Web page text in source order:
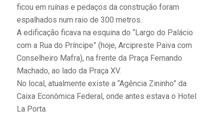
ficou em ruínas e pedaços da construção foram
espalhados num raio de 300 metros..
A edificação ficava na esquina do “Largo do Palácio
com a Rua do Príncipe” (hoje, Arcipreste Paiva com
Conselheiro Mafra), na frente da Praça Fernando
Machado, ao lado da Praça XV.
No local, atualmente existe a “Agência Zininho” da
Caixa Econômica Federal, onde antes estava o Hotel
La Porta.